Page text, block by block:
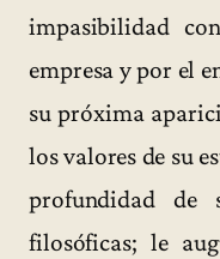
impasibilidad
empresa y por el
su próxima
los valores de su
profundidad de
filosóficas; le